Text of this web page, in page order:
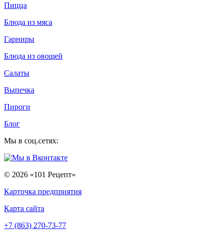
Пицца
Блюда из мяса
Гарниры
Блюда из овощей
Салаты
Выпечка
Пироги
Блог
Мы в соц.сетях:
© 2026 «101 Рецепт»
Карточка предприятия
Карта сайта
+7 (863) 270-73-77